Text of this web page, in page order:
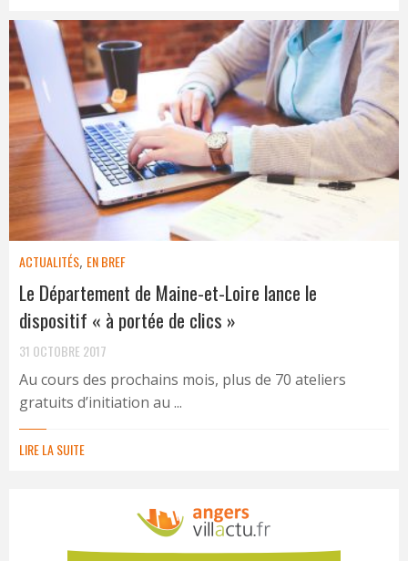
ACTUALITÉS, EN BREF
Le Département de Maine-et-Loire lance le
dispositif « à portée de clics »
31 OCTOBRE 2017
Au cours des prochains mois, plus de 70 ateliers
gratuits d’initiation au ...
LIRE LA SUITE